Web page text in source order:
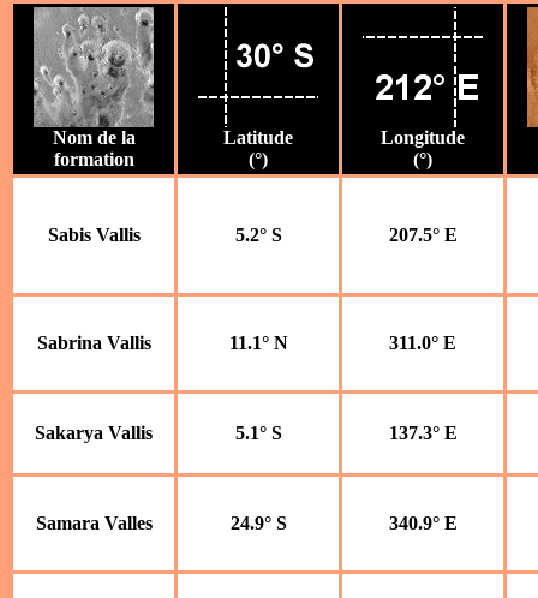
Nom de la
formation
Latitude
(°)
Longitude
(°)
Sabis Vallis 5.2° S 207.5° E
Sabrina Vallis 11.1° N 311.0° E
Sakarya Vallis 5.1° S 137.3° E
Samara Valles 24.9° S 340.9° E